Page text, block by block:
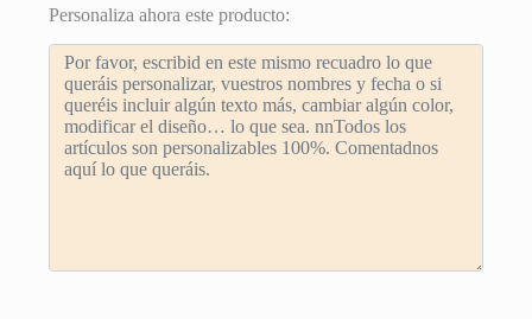
Personaliza ahora este producto: